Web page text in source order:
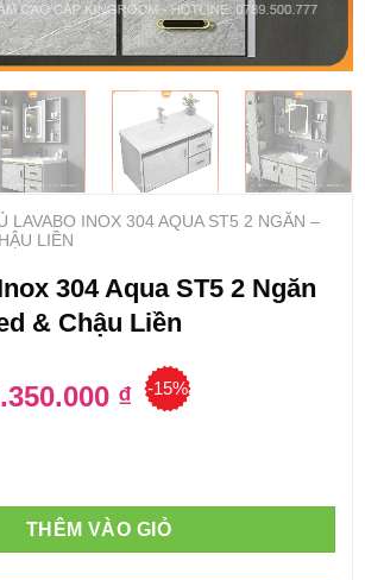
LAVABO INOX 304 AQUA ST5 2 NGĂN –
LIỀN
304 Aqua ST5 2 Ngăn
& Chậu Liền
₫Giá
hiện
-15%
THÊM VÀO GIỎ